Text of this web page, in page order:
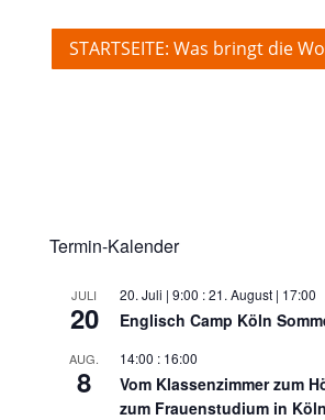
STARTSEITE: Was bringt die
Termin-Kalender
JULI
20
20. Juli | 9:00 :21. August | 17:00
Englisch Camp Köln
AUG.
8
14:00 : 16:00
Vom Klassenzimmer zum
zum Frauenstudium in Köln